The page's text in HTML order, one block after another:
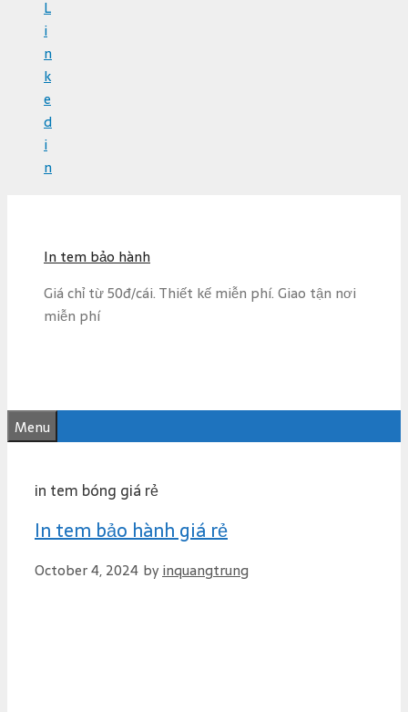
L
i
n
k
e
d
i
n
e
n
In tem bảo hành
Giá chỉ từ 50đ/cái. Thiết kế miễn phí. Giao tận nơi
miễn phí
Menu
in tem bóng giá rẻ
In tem bảo hành giá rẻ
October 4, 2024 byinquangtrung